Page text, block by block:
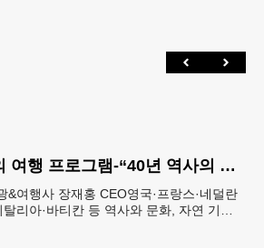
■ 화제의 여행 프로그램-“40년 역사의 신뢰… 서유럽 8개국 13일 대장정”
&여행사 장재홍 CEO영국·프랑스·네덜란
탈리아·바티칸 등 역사와 문화, 자연 기